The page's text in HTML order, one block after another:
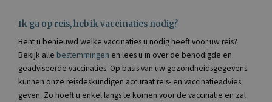
Ik ga op reis, heb ik vaccinaties nodig?
Bent u benieuwd welke vaccinaties u nodig heeft voor uw reis?
Bekijk alle bestemmingen en lees u in over de benodigde en
geadviseerde vaccinaties. Op basis van uw gezondheidsgegevens
kunnen onze reisdeskundigen accuraat reis- en vaccinatieadvies
geven. Zo hoeft u enkel langs te komen voor de vaccinatie en zal